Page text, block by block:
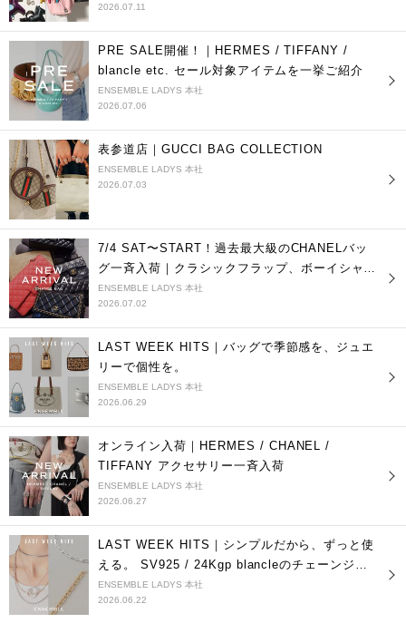
2026.07.11
PRE SALE開催！｜HERMES / TIFFANY /
blancle etc. セール対象アイテムを一挙ご紹介
ENSEMBLE LADYS 本社
2026.07.06
表参道店｜GUCCI BAG COLLECTION
ENSEMBLE LADYS 本社
2026.07.03
7/4 SAT〜START！過去最大級のCHANELバッ
グ一斉入荷｜クラシックフラップ、ボーイシャネ
ルetc. 10点超入荷
ENSEMBLE LADYS 本社
2026.07.02
LAST WEEK HITS｜バッグで季節感を、ジュエ
リーで個性を。
ENSEMBLE LADYS 本社
2026.06.29
オンライン入荷｜HERMES / CHANEL /
TIFFANY アクセサリー一斉入荷
ENSEMBLE LADYS 本社
2026.06.27
LAST WEEK HITS｜シンプルだから、ずっと使
える。 SV925 / 24Kgp blancleのチェーンジュ
エリー ｜一部アイテムセール中
ENSEMBLE LADYS 本社
2026.06.22